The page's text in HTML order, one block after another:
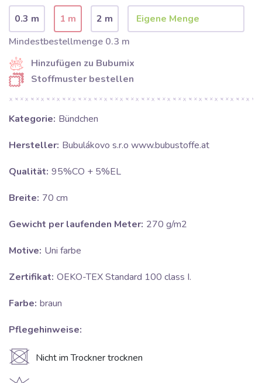
0.3 m 1 m
2 m
Mindestbestellmenge 0.3 m
Hinzufügen zu Bubumix
Stoffmuster bestellen
Kategorie: Bündchen
Hersteller: Bubulákovo s.r.o www.bubustoffe.at
Qualität: 95%CO + 5%EL
Breite: 70 cm
Gewicht per laufenden Meter: 270 g/m2
Motive: Uni farbe
Zertifikat: OEKO-TEX Standard 100 class I.
Farbe: braun
Pflegehinweise:
U Nicht im Trockner trocknen